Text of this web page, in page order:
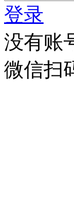
登录
没有账
微信扫